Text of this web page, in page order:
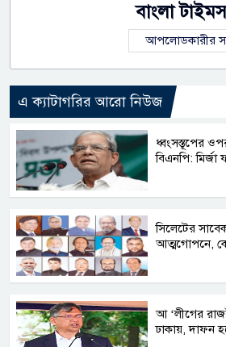
বাংলা টাইমস
আপলোডকারীর
এ ক্যাটাগরির আরো নিউজ
ধ্বংসস্তূপের
বিএনপি:
সিলেটের
আত্মগোপনে,
আ ‘লীগের
ঢাকায়, দাফন